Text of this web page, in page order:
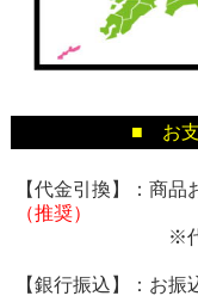
■ お支
【代金引換】：商品
（推奨）
※代引手数料
【銀行振込】：お